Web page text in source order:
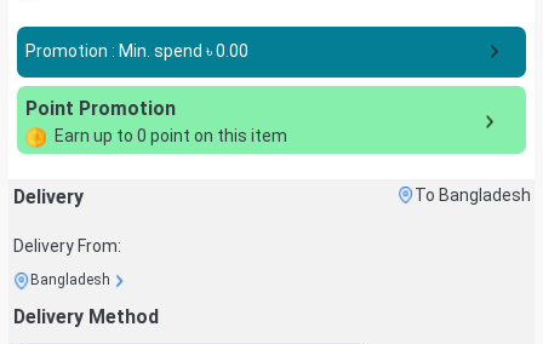
Promotion : Min. spend ৳0.00
Point Promotion
Earn up to 0 point on this item
Delivery To Bangladesh
Delivery From:
Bangladesh
Delivery Method